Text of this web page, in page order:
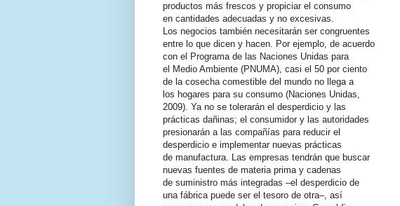
productos más frescos y propiciar el consumo
en cantidades adecuadas y no excesivas.
Los negocios también necesitarán ser congruentes
entre lo que dicen y hacen. Por ejemplo, de acuerdo
con el Programa de las Naciones Unidas para
el Medio Ambiente (PNUMA), casi el 50 por ciento
de la cosecha comestible del mundo no llega a
los hogares para su consumo (Naciones Unidas,
2009). Ya no se tolerarán el desperdicio y las
prácticas dañinas; el consumidor y las autoridades
presionarán a las compañías para reducir el
desperdicio e implementar nuevas prácticas
de manufactura. Las empresas tendrán que buscar
nuevas fuentes de materia prima y cadenas
de suministro más integradas –el desperdicio de
una fábrica puede ser el tesoro de otra–, así